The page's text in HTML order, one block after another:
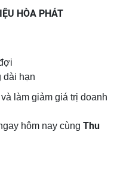
HÒA PHÁT
dài hạn
làm giảm giá trị doanh
hôm nay cùng Thu